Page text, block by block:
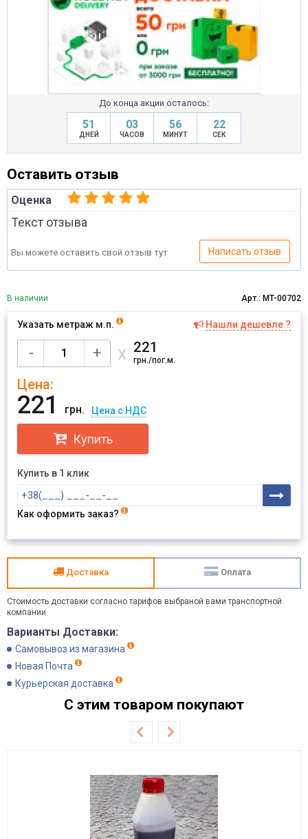
До конца акции осталось:
51
ДНЕЙ
03
ЧАСОВ
56
МИНУТ
21
СЕК
Оставить отзыв
Оценка
Текст отзыва
Вы можете оставить свой отзыв тут Написать отзыв
В наличии Арт.: MT-00702
Указать метраж м.п. Нашли дешевле ?
- + х 221
грн./пог.м.
Цена:
221 грн. Цена с НДС
Купить
Купить в 1 клик
Как оформить заказ?
Доставка Оплата
Стоимость доставки согласно тарифов выбраной вами транспортной
компании
Варианты Доставки:
Самовывоз из магазина
Новая Почта
Курьерская доставка
С этим товаром покупают